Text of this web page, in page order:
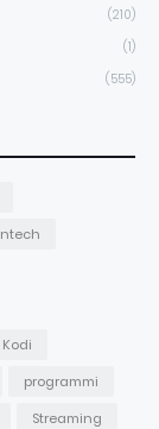
(210)
(1)
(555)
Kodi
programmi
Streaming